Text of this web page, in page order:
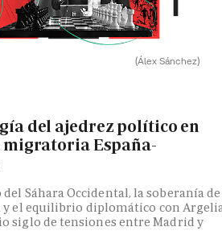
(Álex Sánchez)
del ajedrez político en
migratoria España-
Sáhara Occidental, la soberanía de
y el equilibrio diplomático con
siglo de tensiones entre Madrid y